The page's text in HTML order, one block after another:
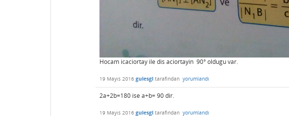
Hocam icaciortay ile dis aciortayin 90° oldugu var.
19 Mayıs 2016 gulesgl tarafından yorumlandı
2a+2b=180 ise a+b= 90 dir.
19 Mayıs 2016 gulesgl tarafından yorumlandı